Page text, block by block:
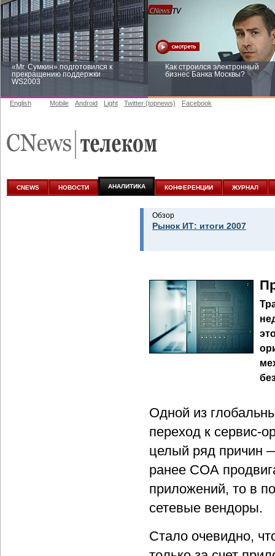
«Mr. Сумкин» подготовился к
прекращению поддержки
WS2003
Как строился электронный
бизнес Банка Москвы?
аналитике
English Mobile Android Light Twitter (topnews) Facebook
CNEWS НОВОСТИ АНАЛИТИКА КОНФЕРЕНЦИИ ЖУРНАЛ
Обзор
Рынок ИТ: итоги 2007
Одной из
переход к сервис-
целый ряд причин
ранее СОА
приложений, то в
сетевые вендоры.
Стало очевидно,